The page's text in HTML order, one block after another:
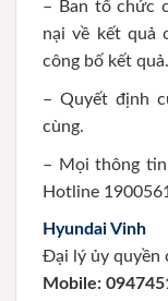
– Ban tổ chức
nại về kết quả
công bố kết quả.
– Quyết định
cùng.
– Mọi thông
Hotline
Hyundai Vinh
Đại lý ủy quyền
Mobile: